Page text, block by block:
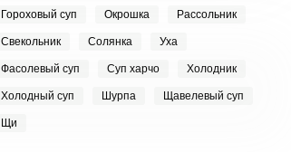
Гороховый суп Окрошка Рассольник
Свекольник Солянка Уха
Фасолевый суп Суп харчо Холодник
Холодный суп Шурпа Щавелевый суп
Щи